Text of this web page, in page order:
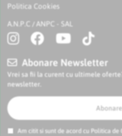
Politica Cookies
A.N.P.C / ANPC - SAL
Abonare Newsletter
Vrei sa fii la curent cu ultimele
newsletter.
Abonare
Am citit si sunt de acord cu Politica de